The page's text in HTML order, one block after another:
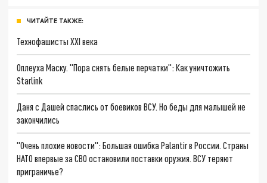
ЧИТАЙТЕ ТАКЖЕ:
Технофашисты XXI века
Оплеуха Маску. "Пора снять белые перчатки": Как уничтожить
Starlink
Даня с Дашей спаслись от боевиков ВСУ. Но беды для малышей не
закончились
"Очень плохие новости": Большая ошибка Palantir в России. Страны
НАТО впервые за СВО остановили поставки оружия. ВСУ теряют
приграничье?